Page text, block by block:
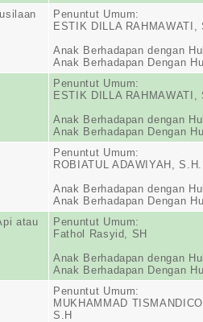
Penuntut Umum:
ESTIK DILLA RAHMAWATI,
Anak Berhadapan dengan
Anak Berhadapan Dengan
Penuntut Umum:
ESTIK DILLA RAHMAWATI,
Anak Berhadapan dengan
Anak Berhadapan Dengan
Penuntut Umum:
ROBIATUL ADAWIYAH,
Anak Berhadapan dengan
Anak Berhadapan Dengan
atau
Penuntut Umum:
Fathol Rasyid, SH
Anak Berhadapan dengan
Anak Berhadapan Dengan
Penuntut Umum:
MUKHAMMAD
S.H